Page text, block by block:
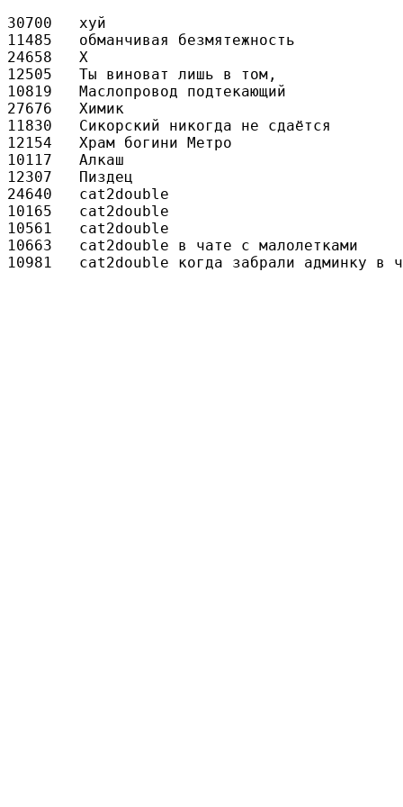
30700	хуй
11485	обманчивая безмятежность
24658	Х
12505	Ты виноват лишь в том,
10819	Маслопровод подтекающий
27676	Химик
11830	Сикорский никогда не сдаётся
12154	Храм богини Метро
10117	Алкаш
12307	Пиздец
24640	cat2double
10165	cat2double
10561	cat2double
10663	cat2double в чате с малолетками